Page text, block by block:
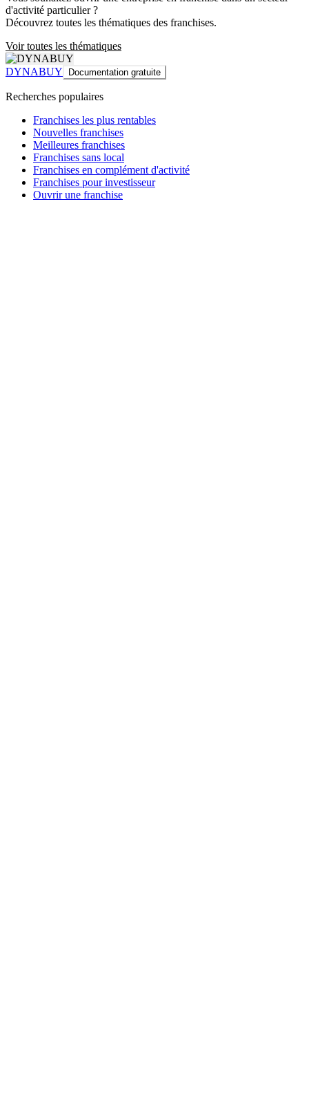
d'activité particulier ?
Découvrez toutes les thématiques des franchises.
Voir toutes les thématiques
DYNABUY Documentation gratuite
Recherches populaires
Franchises les plus rentables
Nouvelles franchises
Meilleures franchises
Franchises sans local
Franchises en complément d'activité
Franchises pour investisseur
Ouvrir une franchise